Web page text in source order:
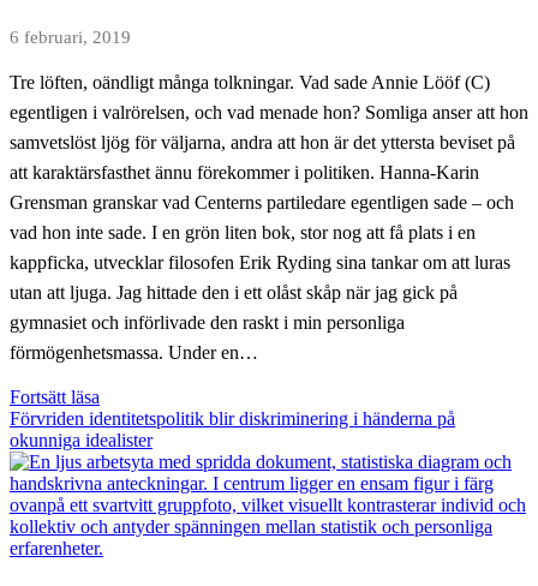
6 februari, 2019
Tre löften, oändligt många tolkningar. Vad sade Annie Lööf (C)
egentligen i valrörelsen, och vad menade hon? Somliga anser att hon
samvetslöst ljög för väljarna, andra att hon är det yttersta beviset på
att karaktärsfasthet ännu förekommer i politiken. Hanna-Karin
Grensman granskar vad Centerns partiledare egentligen sade – och
vad hon inte sade. I en grön liten bok, stor nog att få plats i en
kappficka, utvecklar filosofen Erik Ryding sina tankar om att luras
utan att ljuga. Jag hittade den i ett olåst skåp när jag gick på
gymnasiet och införlivade den raskt i min personliga
förmögenhetsmassa. Under en…
Fortsätt läsa
att
luras
utan
att
ljuga
Förvriden identitetspolitik blir diskriminering i händerna på
okunniga idealister